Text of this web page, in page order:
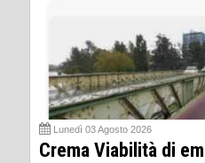
Lunedì 03 Agosto 2026
Crema Viabilità di